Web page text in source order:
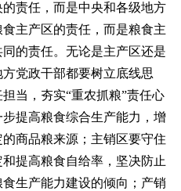
责任，而是中央和各级地方
主产区的责任，而是粮食主
的责任。无论是主产区还是
党政干部都要树立底线思
当，夯实“重农抓粮”责任心
提高粮食综合生产能力，增
商品粮来源；主销区要守住
提高粮食自给率，坚决防止
生产能力建设的倾向；产销